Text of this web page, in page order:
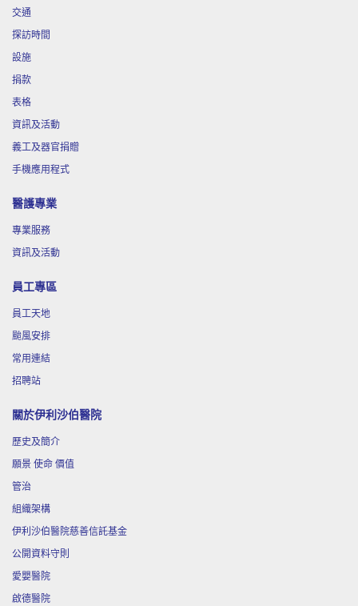
9月
17
10月
10
16
網上癌症專題講座：癌症治療後的中醫保
健
19
11月
28
17
交通
探訪時間
設施
捐款
表格
資訊及活動
義工及器官捐贈
手機應用程式
醫護專業
專業服務
資訊及活動
員工專區
員工天地
颱風安排
常用連結
招聘站
關於伊利沙伯醫院
歷史及簡介
願景 使命 價值
管治
組織架構
伊利沙伯醫院慈善信託基金
公開資料守則
愛嬰醫院
啟德醫院